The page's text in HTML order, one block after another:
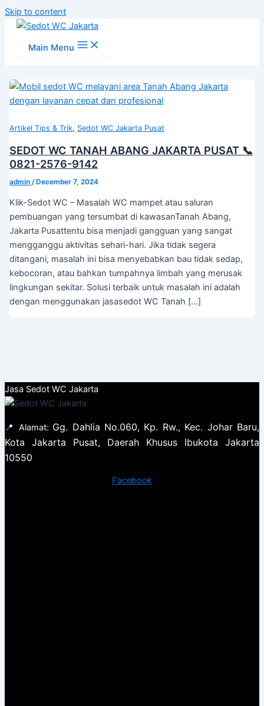
Skip to content
Main Menu
Artikel Tips & Trik, Sedot WC Jakarta Pusat
SEDOT WC TANAH ABANG JAKARTA PUSAT 📞
0821-2576-9142
admin /December 7, 2024
Klik-Sedot WC – Masalah WC mampet atau saluran
pembuangan yang tersumbat di kawasanTanah Abang,
Jakarta Pusattentu bisa menjadi gangguan yang sangat
mengganggu aktivitas sehari-hari. Jika tidak segera
ditangani, masalah ini bisa menyebabkan bau tidak sedap,
kebocoran, atau bahkan tumpahnya limbah yang merusak
lingkungan sekitar. Solusi terbaik untuk masalah ini adalah
dengan menggunakan jasasedot WC Tanah […]
Jasa Sedot WC Jakarta
📍 Alamat: Gg. Dahlia No.060, Kp. Rw., Kec. Johar Baru,
Kota Jakarta Pusat, Daerah Khusus Ibukota Jakarta
10550
Facebook